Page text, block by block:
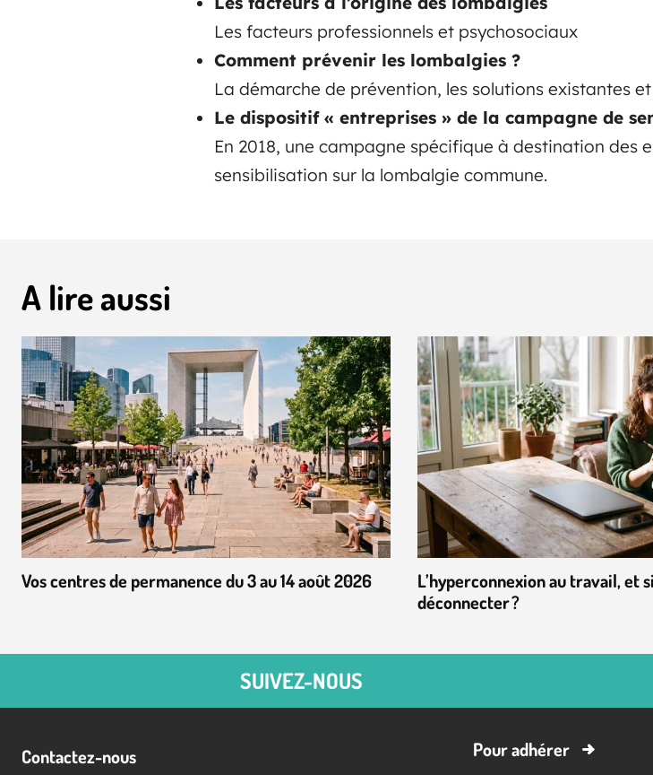
Les facteurs professionnels et psychosociaux
Comment prévenir les lombalgies ?
La démarche de prévention, les solutions existantes
Le dispositif « entreprises » de la campagne de
En 2018, une campagne spécifique à destination des
sensibilisation sur la lombalgie commune.
A lire aussi
Vos centres de permanence du 3 au 14 août 2026
L’hyperconnexion au travail, et
déconnecter ?
SUIVEZ-NOUS
Contactez-nous
Pour adhérer